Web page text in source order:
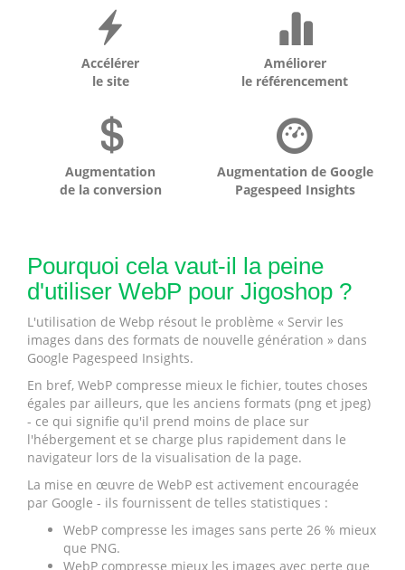
Accélérer
le site
Améliorer
le référencement
Augmentation
de la conversion
Augmentation de Google
Pagespeed Insights
Pourquoi cela vaut-il la peine
d'utiliser WebP pour Jigoshop ?
L'utilisation de Webp résout le problème « Servir les
images dans des formats de nouvelle génération » dans
Google Pagespeed Insights.
En bref, WebP compresse mieux le fichier, toutes choses
égales par ailleurs, que les anciens formats (png et jpeg)
- ce qui signifie qu'il prend moins de place sur
l'hébergement et se charge plus rapidement dans le
navigateur lors de la visualisation de la page.
La mise en œuvre de WebP est activement encouragée
par Google - ils fournissent de telles statistiques :
WebP compresse les images sans perte 26 % mieux
que PNG.
WebP compresse mieux les images avec perte que